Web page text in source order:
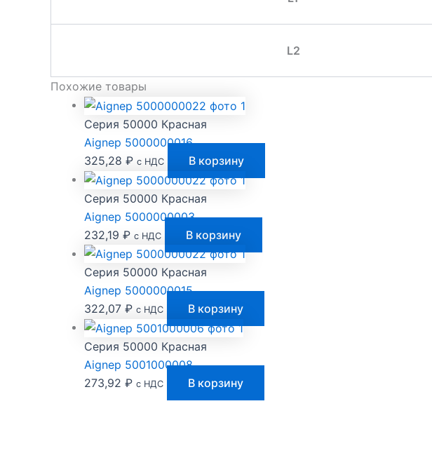
L2
Похожие товары
Серия 50000 Красная
Aignep 5000000016
325,28 ₽ с НДС В корзину
Серия 50000 Красная
Aignep 5000000003
232,19 ₽ с НДС В корзину
Серия 50000 Красная
Aignep 5000000015
322,07 ₽ с НДС В корзину
Серия 50000 Красная
Aignep 5001000008
273,92 ₽ с НДС В корзину